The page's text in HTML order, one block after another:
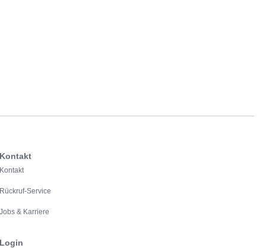
Kontakt
Kontakt
Rückruf-Service
Jobs & Karriere
Login